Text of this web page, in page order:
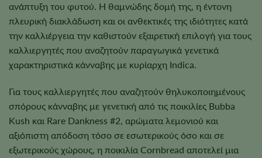
ανάπτυξη του φυτού. Η θαμνώδης δομή της, η έντονη
πλευρική διακλάδωση και οι ανθεκτικές της ιδιότητες κατά
την καλλιέργεια την καθιστούν εξαιρετική επιλογή για τους
καλλιεργητές που αναζητούν παραγωγικά γενετικά
χαρακτηριστικά κάνναβης με κυρίαρχη Indica.
Για τους καλλιεργητές που αναζητούν θηλυκοποιημένους
σπόρους κάνναβης με γενετική από τις ποικιλίες Bubba
Kush και Rare Dankness #2, αρώματα λεμονιού και
αξιόπιστη απόδοση τόσο σε εσωτερικούς όσο και σε
εξωτερικούς χώρους, η ποικιλία Cornbread αποτελεί μια